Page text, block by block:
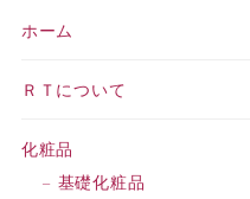
ホーム
ＲＴについて
化粧品
基礎化粧品